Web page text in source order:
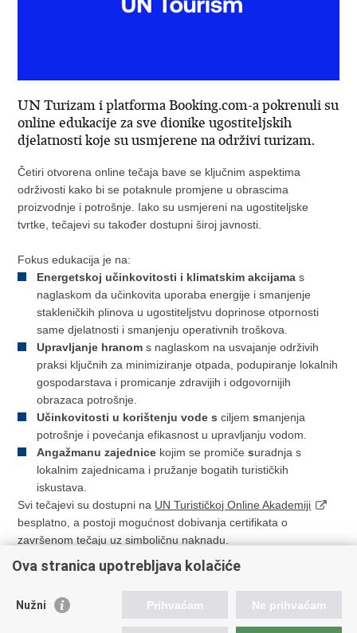
UN Turizam i platforma Booking.com-a pokrenuli su
online edukacije za sve dionike ugostiteljskih
djelatnosti koje su usmjerene na održivi turizam.
Četiri otvorena online tečaja bave se ključnim aspektima
održivosti kako bi se potaknule promjene u obrascima
proizvodnje i potrošnje. Iako su usmjereni na ugostiteljske
tvrtke, tečajevi su također dostupni široj javnosti.
Fokus edukacija je na:
Energetskoj učinkovitosti i klimatskim akcijamas
naglaskom da učinkovita uporaba energije i smanjenje
stakleničkih plinova u ugostiteljstvu doprinose otpornosti
same djelatnosti i smanjenju operativnih troškova.
Upravljanje hranoms naglaskom na usvajanje održivih
praksi ključnih za minimiziranje otpada, podupiranje lokalnih
gospodarstava i promicanje zdravijih i odgovornijih
obrazaca potrošnje.
Učinkovitosti u korištenju vode sciljemsmanjenja
potrošnje i povećanja efikasnost u upravljanju vodom.
Angažmanu zajednice kojim se promiče suradnja s
lokalnim zajednicama i pružanje bogatih turističkih
iskustava.
Svi tečajevi su dostupni na UN Turističkoj Online Akademiji
besplatno, a postoji mogućnost dobivanja certifikata o
završenom tečaju uz simboličnu naknadu.
Više o edukacijama, koje su pokrenute na Turističkoj Online
Sveučilišta i same linkove možete pronaći
ovdje .
Ova stranica upotrebljava kolačiće
Nužni Prihvaćam Ne prihvaćam